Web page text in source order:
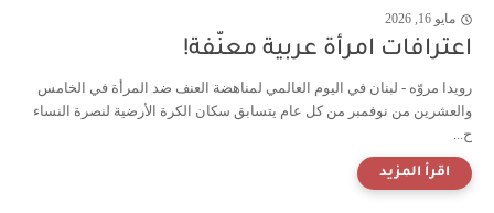
مايو 16, 2026
اعترافات امرأة عربية معنّفة!
رويدا مروّه - لبنان في اليوم العالمي لمناهضة العنف ضد المرأة في الخامس
والعشرين من نوفمبر من كل عام يتسابق سكان الكرة الأرضية لنصرة النساء
ح...